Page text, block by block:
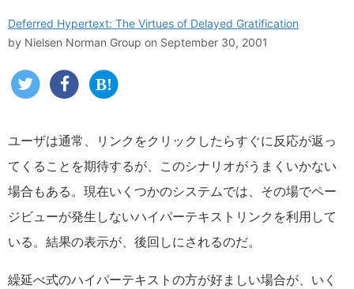
Deferred Hypertext: The Virtues of Delayed Gratification
by Nielsen Norman Group on September 30, 2001
ユーザは通常、リンクをクリックしたらすぐに反応が返っ
てくることを期待するが、このシナリオがうまくいかない
場合もある。現在いくつかのシステムでは、その場でペー
ジビューが発生しないハイパーテキストリンクを利用して
いる。結果の表示が、後回しにされるのだ。
繰延べ式のハイパーテキストの方が好ましい場合が、いく